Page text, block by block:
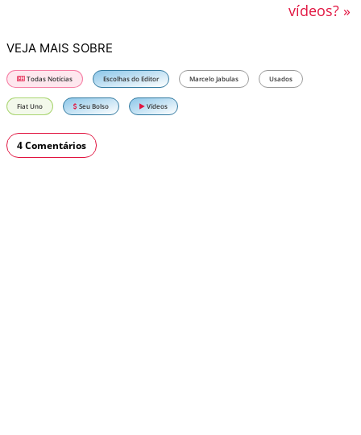
vídeos? »
VEJA MAIS SOBRE
Todas Notícias Escolhas do Editor Marcelo Jabulas Usados
Fiat Uno Seu Bolso Vídeos
4 Comentários